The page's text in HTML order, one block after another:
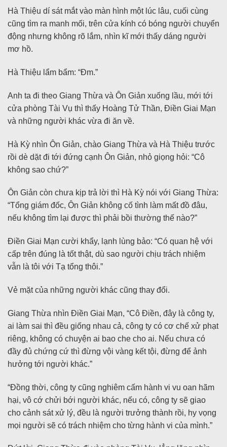
Hà Thiệu dí sát mắt vào màn hình một lúc lâu, cuối cùng
cũng tìm ra manh mối, trên cửa kính có bóng người chuyển
động nhưng không rõ lắm, nhìn kĩ mới thấy dáng người
mơ hồ.
Hà Thiệu lẩm bẩm: “Đm.”
Anh ta đi theo Giang Thừa và Ôn Giản xuống lầu, mới tới
cửa phòng Tài Vụ thì thấy Hoàng Tử Thần, Điền Giai Mạn
và những người khác vừa đi ăn về.
Hà Kỳ nhìn Ôn Giản, chào Giang Thừa và Hà Thiệu trước
rồi dè dặt đi tới đứng cạnh Ôn Giản, nhỏ giọng hỏi: “Cô
không sao chứ?”
Ôn Giản còn chưa kịp trả lời thì Hà Kỳ nói với Giang Thừa:
“Tổng giám đốc, Ôn Giản không cố tình làm mất đồ đâu,
nếu không tìm lại được thì phải bồi thường thế nào?”
Điền Giai Mạn cười khẩy, lạnh lùng bảo: “Có quan hệ với
cấp trên đúng là tốt thật, dù sao người chịu trách nhiệm
vẫn là tôi với Tạ tổng thôi.”
Vẻ mặt của những người khác cũng thay đổi.
Giang Thừa nhìn Điền Giai Mạn, “Cô Điền, đây là công ty,
ai làm sai thì đều giống nhau cả, công ty có cơ chế xử phạt
riêng, không có chuyện ai bao che cho ai. Nếu chưa có
đầy đủ chứng cứ thì đừng vội vàng kết tội, đừng để ảnh
hưởng tới người khác.”
“Đồng thời, công ty cũng nghiêm cấm hành vi vu oan hãm
hại, vô cớ chửi bới người khác, nếu có, công ty sẽ giao
cho cảnh sát xử lý, đều là người trưởng thành rồi, hy vọng
mọi người sẽ có trách nhiệm cho từng hành vi của mình.”